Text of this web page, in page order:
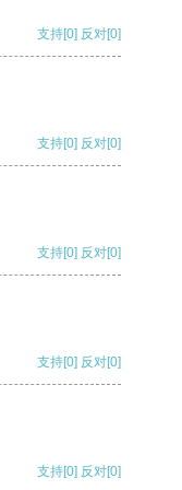
支持[0] 反对[0]
支持[0] 反对[0]
支持[0] 反对[0]
支持[0] 反对[0]
支持[0] 反对[0]